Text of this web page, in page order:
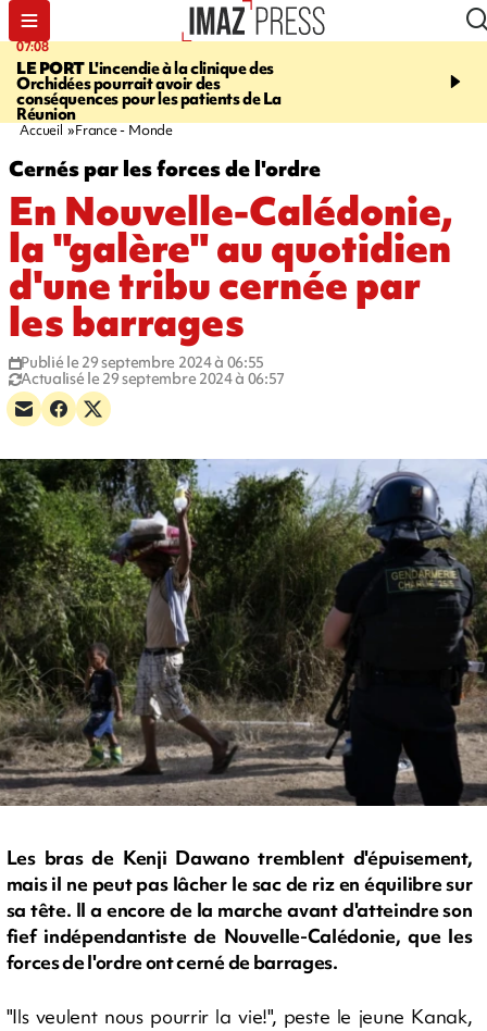
07:08
LE PORT L'incendie à la clinique des
Orchidées pourrait avoir des
conséquences pour les patients de La
Réunion
09:56
Accueil France - Monde
Cernés par les forces de l'ordre
En Nouvelle-Calédonie,
la "galère" au quotidien
d'une tribu cernée par
les barrages
Publié le 29 septembre 2024 à 06:55
Actualisé le 29 septembre 2024 à 06:57
Les bras de Kenji Dawano tremblent d'épuisement,
mais il ne peut pas lâcher le sac de riz en équilibre sur
sa tête. Il a encore de la marche avant d'atteindre son
fief indépendantiste de Nouvelle-Calédonie, que les
forces de l'ordre ont cerné de barrages.
"Ils veulent nous pourrir la vie!", peste le jeune Kanak,